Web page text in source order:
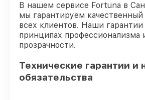
В нашем сервисе Fortuna в
мы гарантируем качественный
всех клиентов. Наши
принципах профессионализма
прозрачности.
Технические гарантии и
обязательства